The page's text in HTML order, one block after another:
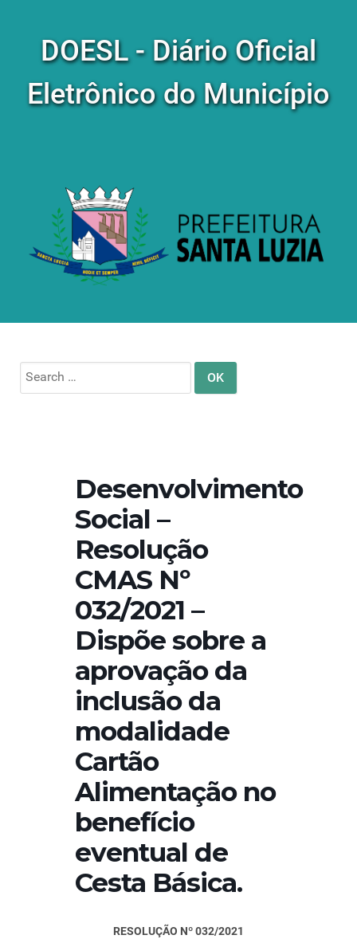
DOESL - Diário Oficial
Eletrônico do Município
Search
for:
Desenvolvimento
Social –
Resolução
CMAS Nº
032/2021 –
Dispõe sobre a
aprovação da
inclusão da
modalidade
Cartão
Alimentação no
benefício
eventual de
Cesta Básica.
RESOLUÇÃO Nº 032/2021